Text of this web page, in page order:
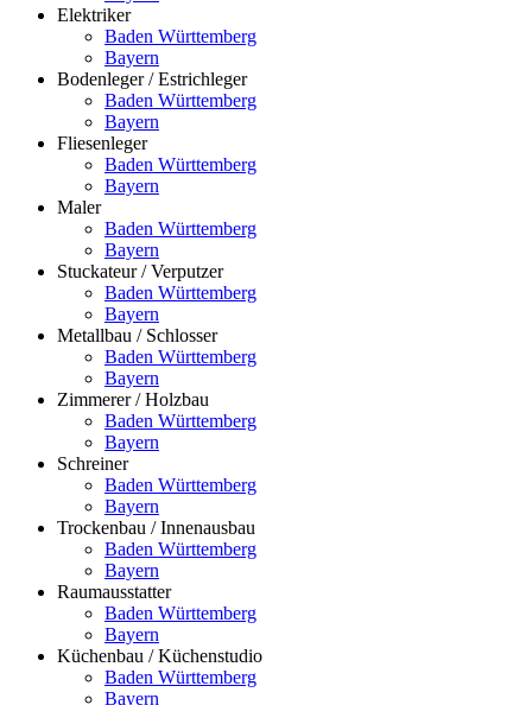
Elektriker
Baden Württemberg
Bayern
Bodenleger / Estrichleger
Baden Württemberg
Bayern
Fliesenleger
Baden Württemberg
Bayern
Maler
Baden Württemberg
Bayern
Stuckateur / Verputzer
Baden Württemberg
Bayern
Metallbau / Schlosser
Baden Württemberg
Bayern
Zimmerer / Holzbau
Baden Württemberg
Bayern
Schreiner
Baden Württemberg
Bayern
Trockenbau / Innenausbau
Baden Württemberg
Bayern
Raumausstatter
Baden Württemberg
Bayern
Küchenbau / Küchenstudio
Baden Württemberg
Bayern